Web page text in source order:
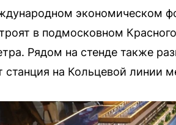
экономическом
в подмосковном
Рядом на стенде также
станция на Кольцевой линии